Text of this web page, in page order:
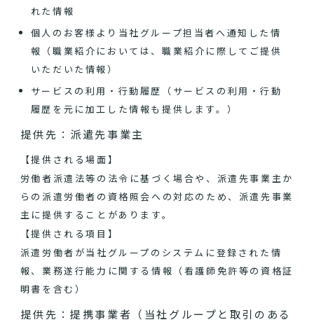
れた情報
個人のお客様より当社グループ担当者へ通知した情
報（職業紹介においては、職業紹介に際してご提供
いただいた情報）
サービスの利用・行動履歴（サービスの利用・行動
履歴を元に加工した情報も提供します。）
提供先：派遣先事業主
【提供される場面】
労働者派遣法等の法令に基づく場合や、派遣先事業主か
らの派遣労働者の資格照会への対応のため、派遣先事業
主に提供することがあります。
【提供される項目】
派遣労働者が当社グループのシステムに登録された情
報、業務遂行能力に関する情報（看護師免許等の資格証
明書を含む）
提供先：提携事業者（当社グループと取引のある